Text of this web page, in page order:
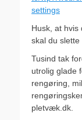
settings
Husk, at hvis
skal du slette
Tusind tak
utrolig glade
rengøring,
pletvæk.dk.